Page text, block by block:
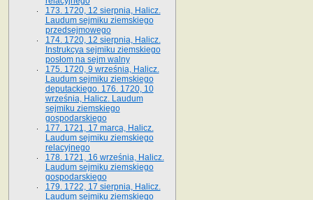
173. 1720, 12 sierpnia, Halicz.
Laudum sejmiku ziemskiego
przedsejmowego
174. 1720, 12 sierpnia, Halicz.
Instrukcya sejmiku ziemskiego
posłom na sejm walny
175. 1720, 9 września, Halicz.
Laudum sejmiku ziemskiego
deputackiego. 176. 1720, 10
września, Halicz. Laudum
sejmiku ziemskiego
gospodarskiego
177. 1721, 17 marca, Halicz.
Laudum sejmiku ziemskiego
relacyjnego
178. 1721, 16 września, Halicz.
Laudum sejmiku ziemskiego
gospodarskiego
179. 1722, 17 sierpnia, Halicz.
Laudum sejmiku ziemskiego